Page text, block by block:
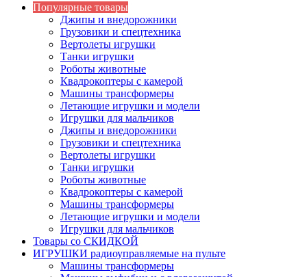
Популярные товары
Джипы и внедорожники
Грузовики и спецтехника
Вертолеты игрушки
Танки игрушки
Роботы животные
Квадрокоптеры с камерой
Машины трансформеры
Летающие игрушки и модели
Игрушки для мальчиков
Джипы и внедорожники
Грузовики и спецтехника
Вертолеты игрушки
Танки игрушки
Роботы животные
Квадрокоптеры с камерой
Машины трансформеры
Летающие игрушки и модели
Игрушки для мальчиков
Товары со СКИДКОЙ
ИГРУШКИ радиоуправляемые на пульте
Машины трансформеры